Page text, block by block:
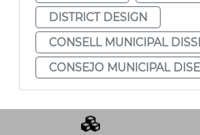
DISTRICT DESIGN
CONSELL MUNICIPAL
CONSEJO MUNICIPAL